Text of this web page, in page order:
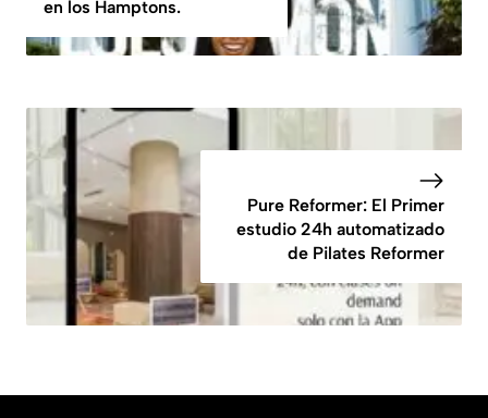
en los Hamptons.
Pure Reformer: El Primer
estudio 24h automatizado
de Pilates Reformer